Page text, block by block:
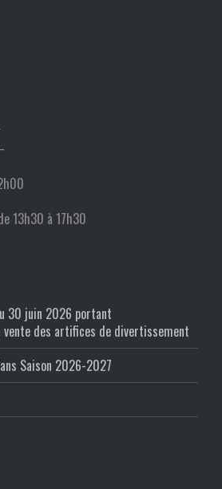
13h30 à 17h30
30 juin 2026 portant
des artifices de divertissement
Saison 2026-2027